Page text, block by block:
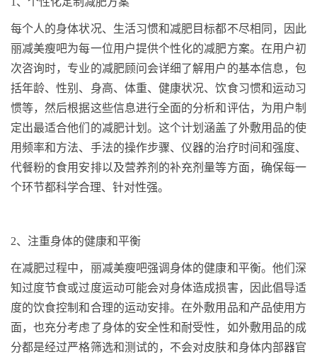
每个人的身体状况、生活习惯和减肥目标都不尽相同，因此
丽减美瘦吧为每一位用户提供个性化的减肥方案。在用户初
次咨询时，专业的减肥顾问会详细了解用户的基本信息，包
括年龄、性别、身高、体重、健康状况、饮食习惯和运动习
惯等，然后根据这些信息进行全面的分析和评估，为用户制
定出最适合他们的减肥计划。这个计划涵盖了外敷用品的使
用频率和方法、手法的操作步骤、仪器的治疗时间和强度、
代餐粉的食用安排以及营养剂的补充剂量等方面，确保每一
个环节都科学合理、针对性强。
2、 注重身体的健康和平衡
在减肥过程中，丽减美瘦吧强调身体的健康和平衡。他们深
知过度节食或过度运动可能会对身体造成损害，因此倡导适
度的饮食控制和合理的运动安排。在外敷用品和产品使用方
面，也充分考虑了身体的安全性和耐受性，如外敷用品的成
分都是经过严格筛选和测试的，不会对皮肤和身体内部器官